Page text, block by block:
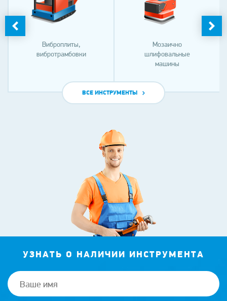
Виброплиты,
вибротрамбовки
Мозаично
шлифовальные
машины
ВСЕ ИНСТРУМЕНТЫ
УЗНАТЬ О НАЛИЧИИ ИНСТРУМЕНТА